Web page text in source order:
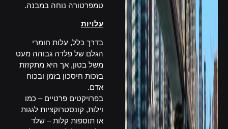
טמפרטורה נוחה במבנה.
עלויות
בדרך כלל, עלות חומרי
הגלם של פלדה גבוהה מעט
משל בטון, אך היא מתקזזת
בזכות חיסכון בזמן ובכוח
אדם.
בפרויקטים פרטיים – כמו
וילות, קונסטרוקציות לגגות
או תוספות קלות – שלד